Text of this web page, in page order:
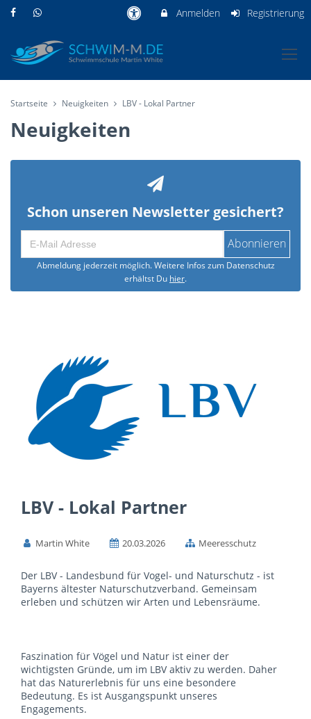
Anmelden Registrierung
Startseite Neuigkeiten LBV - Lokal Partner
Neuigkeiten
Schon unseren Newsletter gesichert?
Abonnieren
Abmeldung jederzeit möglich. Weitere Infos zum Datenschutz
erhältst Du hier.
LBV - Lokal Partner
Martin White 20.03.2026 Meeresschutz
Der LBV - Landesbund für Vogel- und Naturschutz - ist
Bayerns ältester Naturschutzverband. Gemeinsam
erleben und schützen wir Arten und Lebensräume.
Faszination für Vögel und Natur ist einer der
wichtigsten Gründe, um im LBV aktiv zu werden. Daher
hat das Naturerlebnis für uns eine besondere
Bedeutung. Es ist Ausgangspunkt unseres
Engagements.